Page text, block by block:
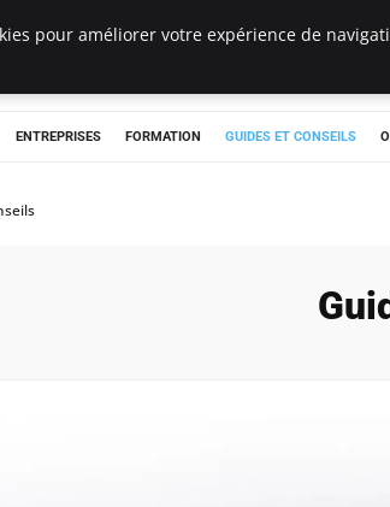
De Tête
ENTREPRISES FORMATION GUIDES ET CONSEILS
pour améliorer votre expérience de